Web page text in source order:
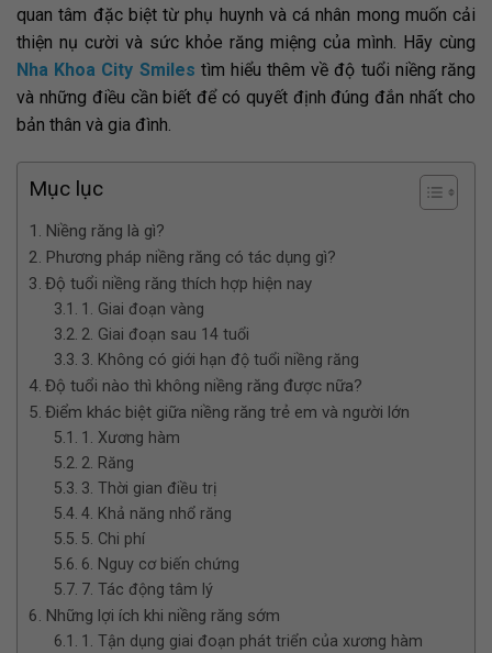
quan tâm đặc biệt từ phụ huynh và cá nhân mong muốn cải
thiện nụ cười và sức khỏe răng miệng của mình. Hãy cùng
Nha Khoa City Smiles tìm hiểu thêm về độ tuổi niềng răng
và những điều cần biết để có quyết định đúng đắn nhất cho
bản thân và gia đình.
Mục lục
Niềng răng là gì?
Phương pháp niềng răng có tác dụng gì?
Độ tuổi niềng răng thích hợp hiện nay
1. Giai đoạn vàng
2. Giai đoạn sau 14 tuổi
3. Không có giới hạn độ tuổi niềng răng
Độ tuổi nào thì không niềng răng được nữa?
Điểm khác biệt giữa niềng răng trẻ em và người lớn
1. Xương hàm
2. Răng
3. Thời gian điều trị
4. Khả năng nhổ răng
5. Chi phí
6. Nguy cơ biến chứng
7. Tác động tâm lý
Những lợi ích khi niềng răng sớm
1. Tận dụng giai đoạn phát triển của xương hàm